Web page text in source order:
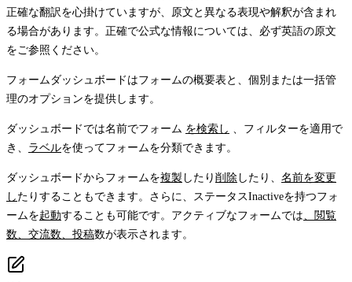
正確な翻訳を心掛けていますが、原文と異なる表現や解釈が含まれ
る場合があります。正確で公式な情報については、必ず英語の原文
をご参照ください。
フォームダッシュボードはフォームの概要表と、個別または一括管
理のオプションを提供します。
ダッシュボードでは名前でフォーム を検索し
、フィルターを適用で
き、 ラベルを使ってフォームを分類できます。
ダッシュボードからフォームを複製 したり 削除 したり、 名前を変更
し たりすることもできます。さらに、ステータスInactiveを持つフォ
ームを起動することも可能です。アクティブなフォームでは 、閲覧
数、交流数、投稿数が表示されます。